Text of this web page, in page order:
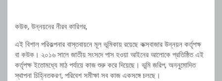
কউক, উন্নয়নের নীরব কারিগর,
এই বিশাল পরিকল্পনার বাস্তবায়নে মূল ভূমিকায় রয়েছে কক্সবাজার উন্নয়ন কর্তৃপক্ষ
বা কউক। ২০১৬ সালে জাতীয় সংসদে পাস হওয়া আইনের আলোকে প্রতিষ্ঠিত এই
কর্তৃপক্ষ ইতোমধ্যে মাঠ পর্যায়ে কাজ শুরু করে দিয়েছে। ভূমি জরিপ, অননুমোদিত
স্থাপনা চিহ্নিতকরণ, পরিবেশ সমীক্ষা সব কাজ একসঙ্গে চলছে।